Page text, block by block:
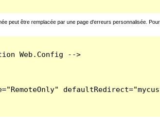
peut être remplacée par une page d'erreurs personnalisée.
Web.Config -->